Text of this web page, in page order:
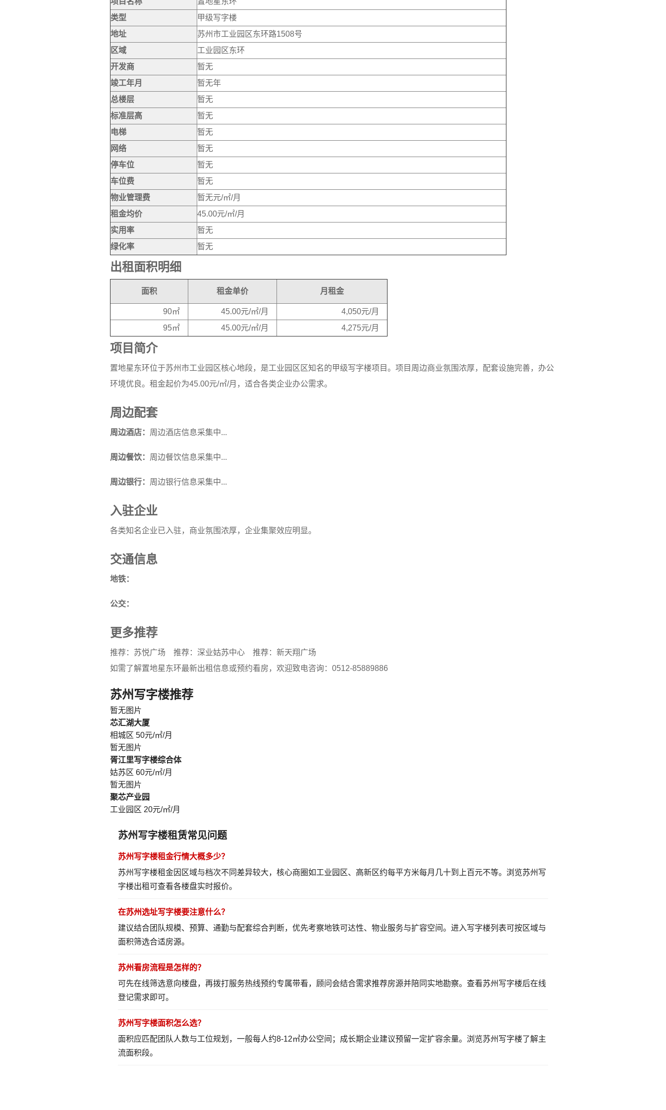
类型
甲级写字楼
地址
苏州市工业园区东环路1508号
区域
工业园区东环
开发商
暂无
竣工年月
暂无年
总楼层
暂无
标准层高
暂无
电梯
暂无
网络
暂无
停车位
暂无
车位费
暂无
物业管理费
暂无元/㎡/月
租金均价
45.00元/㎡/月
实用率
暂无
绿化率
暂无
出租面积明细
面积 租金单价 月租金
90㎡ 45.00元/㎡/月
4,050元/月
95㎡
45.00元/㎡/月 4,275元/月
项目简介
置地星东环位于苏州市工业园区核心地段，是工业园区区知名的甲级写字楼项目。项目周边商业氛围浓厚，配套设施完善，办公
环境优良。租金起价为45.00元/㎡/月，适合各类企业办公需求。
周边配套
周边酒店： 周边酒店信息采集中...
周边餐饮： 周边餐饮信息采集中...
周边银行： 周边银行信息采集中...
入驻企业
各类知名企业已入驻，商业氛围浓厚，企业集聚效应明显。
交通信息
地铁：
公交：
更多推荐
推荐：苏悦广场 推荐：深业姑苏中心
推荐：新天翔广场
如需了解置地星东环最新出租信息或预约看房，欢迎致电咨询：0512-85889886
苏州写字楼推荐
暂无图片
芯汇湖大厦
相城区 50元/㎡/月
暂无图片
胥江里写字楼综合体
姑苏区 60元/㎡/月
暂无图片
聚芯产业园
工业园区 20元/㎡/月
苏州写字楼租赁常见问题
苏州写字楼租金行情大概多少？
苏州写字楼租金因区域与档次不同差异较大，核心商圈如工业园区、高新区约每平方米每月几十到上百元不等。 浏览苏州写
字楼出租可查看各楼盘实时报价。
在苏州选址写字楼要注意什么？
建议结合团队规模、预算、通勤与配套综合判断，优先考察地铁可达性、物业服务与扩容空间。 进入写字楼列表可按区域与
面积筛选合适房源。
苏州看房流程是怎样的？
可先在线筛选意向楼盘，再拨打服务热线预约专属带看，顾问会结合需求推荐房源并陪同实地勘察。 查看苏州写字楼后在线
登记需求即可。
苏州写字楼面积怎么选？
面积应匹配团队人数与工位规划，一般每人约8-12㎡办公空间；成长期企业建议预留一定扩容余量。 浏览苏州写字楼了解主
流面积段。